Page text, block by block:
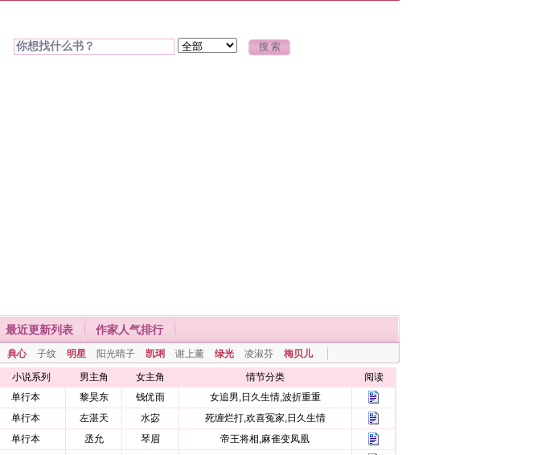
最近更新列表 作家人气排行
典心 子纹 明星 阳光晴子 凯琍 谢上薰 绿光 凌淑芬 梅贝儿
小说系列 男主角 女主角 情节分类
阅读
单行本 黎昊东 钱优雨
女追男,日久生情,波折重重
单行本 左湛天 水宓
死缠烂打,欢喜冤家,日久生情
单行本 丞允 琴眉
帝王将相,麻雀变凤凰